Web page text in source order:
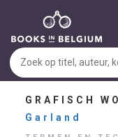
GRAFISCH
Garland